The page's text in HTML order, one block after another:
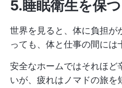
5.睡眠衛生を保つ
世界を見ると、体に負担が
っても、体と仕事の間には
安全なホームではそれほど
いが、疲れはノマドの旅を